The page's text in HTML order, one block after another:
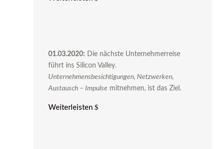
01.03.2020: Die nächste Unternehmerreise
führt ins Silicon Valley.
Unternehmensbesichtigungen, Netzwerken,
Austausch – Impulse mitnehmen, ist das Ziel.
Weiterleisten